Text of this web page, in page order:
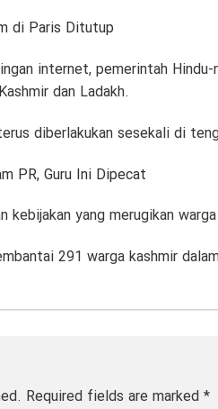
di Paris Ditutup
internet, pemerintah
dan Ladakh.
diberlakukan sesekali di
PR, Guru Ini Dipecat
kebijakan yang merugikan
291 warga kashmir
Required fields are marked *